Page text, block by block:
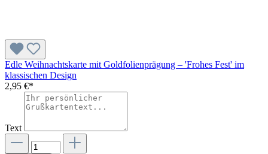
Edle Weihnachtskarte mit Goldfolienprägung – 'Frohes Fest' im
klassischen Design
2,95 €*
Text